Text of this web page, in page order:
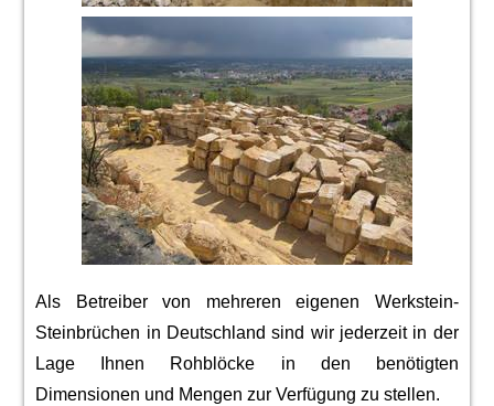
Als Betreiber von mehreren eigenen Werkstein-
Steinbrüchen in Deutschland sind wir jederzeit in der
Lage Ihnen Rohblöcke in den benötigten
Dimensionen und Mengen zur Verfügung zu stellen.